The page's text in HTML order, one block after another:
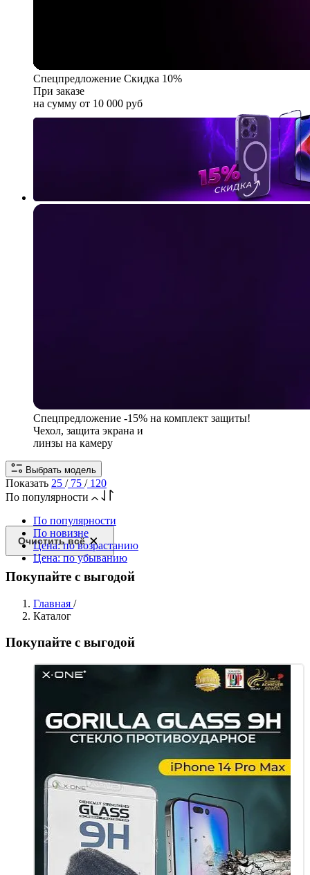
Спецпредложение Скидка 10%
При заказе
на сумму от 10 000 руб
Спецпредложение -15% на комплект защиты!
Чехол, защита экрана и
линзы на камеру
Выбрать модель
Показать 25 / 75 / 120
По популярности
По популярности
По новизне
Цена: по возрастанию
Цена: по убыванию
Очистить всё
Покупайте с выгодой
Главная /
Каталог
Покупайте с выгодой